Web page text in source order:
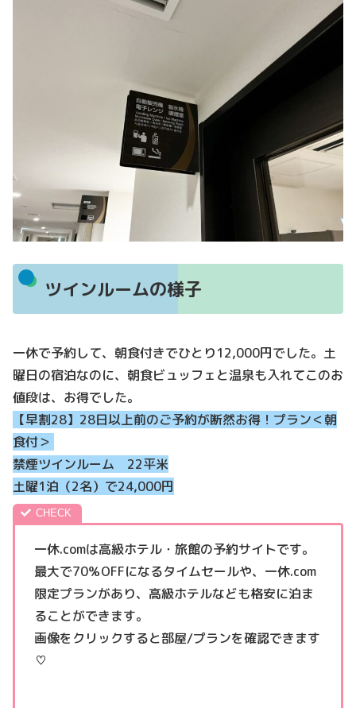
ツインルームの様子
一休で予約して、朝食付きでひとり12,000円でした。土
曜日の宿泊なのに、朝食ビュッフェと温泉も入れてこのお
値段は、お得でした。
【早割28】28日以上前のご予約が断然お得！プラン＜朝
食付＞
禁煙ツインルーム 22平米
土曜1泊（2名）で24,000円
一休.comは高級ホテル・旅館の予約サイトです。
最大で70％OFFになるタイムセールや、一休.com
限定プランがあり、高級ホテルなども格安に泊ま
ることができます。
画像をクリックすると部屋/プランを確認できます
♡